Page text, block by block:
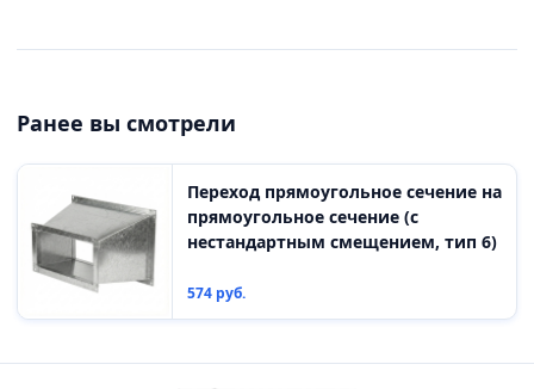
Ранее вы смотрели
Переход прямоугольное сечение на
прямоугольное сечение (с
нестандартным смещением, тип 6)
574 руб.